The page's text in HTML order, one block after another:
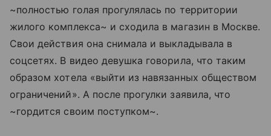
~полностью голая прогулялась по территории
жилого комплекса~ и сходила в магазин в Москве.
Свои действия она снимала и выкладывала в
соцсетях. В видео девушка говорила, что таким
образом хотела «выйти из навязанных обществом
ограничений». А после прогулки заявила, что
~гордится своим поступком~.